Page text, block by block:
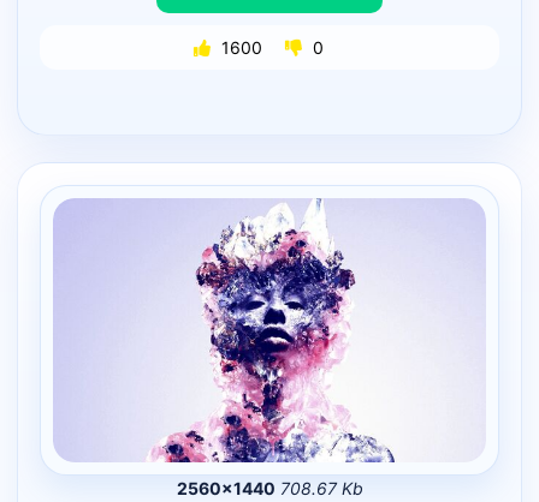
1600 0
2560×1440 708.67 Kb